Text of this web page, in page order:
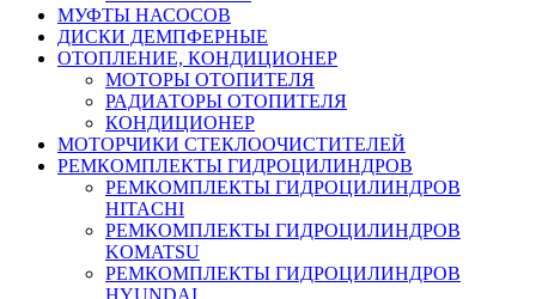
МУФТЫ НАСОСОВ
ДИСКИ ДЕМПФЕРНЫЕ
ОТОПЛЕНИЕ, КОНДИЦИОНЕР
МОТОРЫ ОТОПИТЕЛЯ
РАДИАТОРЫ ОТОПИТЕЛЯ
КОНДИЦИОНЕР
МОТОРЧИКИ СТЕКЛООЧИСТИТЕЛЕЙ
РЕМКОМПЛЕКТЫ ГИДРОЦИЛИНДРОВ
РЕМКОМПЛЕКТЫ ГИДРОЦИЛИНДРОВ
HITACHI
РЕМКОМПЛЕКТЫ ГИДРОЦИЛИНДРОВ
KOMATSU
РЕМКОМПЛЕКТЫ ГИДРОЦИЛИНДРОВ
HYUNDAI